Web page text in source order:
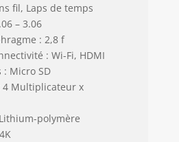
fil, Laps de temps
– 3.06
: 2,8 f
: Wi-Fi, HDMI
: Micro SD
4 Multiplicateur x
polymère